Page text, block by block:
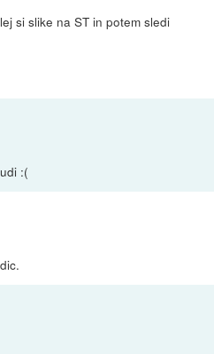
si slike na ST in potem sledi
:(